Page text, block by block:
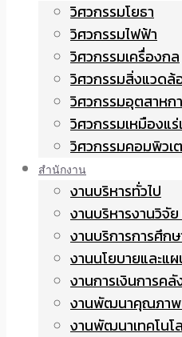
วิศวกรรมโยธา
วิศวกรรมไฟฟ้า
วิศวกรรมเครื่องกล
วิศวกรรมสิ่งแวดล้
วิศวกรรมอุตสาหก
วิศวกรรมเหมืองแ
วิศวกรรมคอมพิวเ
สำนักงาน
งานบริหารทั่วไป
งานบริหารงานวิจั
งานบริการการศึก
งานนโยบายและแ
งานการเงินการค
งานพัฒนาคุณภา
งานพัฒนาเทคโนโ